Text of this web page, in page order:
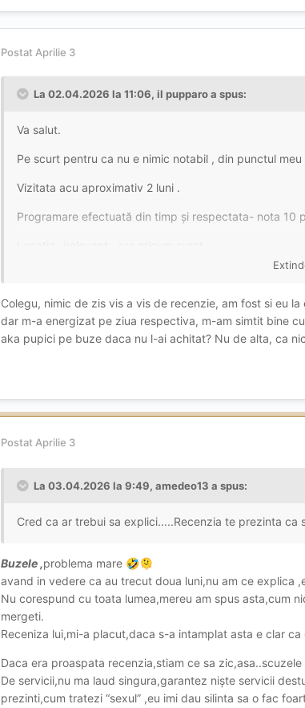
Postat Aprilie 3
La 02.04.2026 la 11:06, il pupparoa spus:
Va salut.
Pe scurt pentru ca nu e nimic notabil , din punctul
Vizitata acu aproximativ 2 luni .
Programare efectuată din timp și respectata- nota 10
Oral - 6 cu indulgenta, necauciucat, este adânc,
am simțit mare lucru , lipsind o presiune
Normal- 6 , în LOT, sare în pula sa te termine
Igiena- nu pot nota ,nu i-am dat limbi în pizda, dar
GFE - nu notez , bineînțeles ca am achitat
Atitudinea însă o notez cu 9 , pentru ca în
Repet , totul bineînțeles strict din punctul meu de
În cazul meu , un fut banal , de serviciu , de
O zi buna va doresc !
Colegu, nimic de zis vis a vis de recenzie, am fost si eu
dar m-a energizat pe ziua respectiva, m-am simtit bine
aka pupici pe buze daca nu l-ai achitat? Nu de alta, ca
Postat Aprilie 3
La 03.04.2026 la 9:49, amedeo13 a spus:
Cred ca ar trebui sa explici.....Recenzia te prezinta ca
Buzele ,problema mare 🤣🫠
avand in vedere ca au trecut doua luni,nu am ce
Nu corespund cu toata lumea,mereu am spus asta,cum
mergeti.
Receniza lui,mi-a placut,daca s-a intamplat asta e clar
Daca era proaspata recenzia,stiam ce sa zic,asa..scuzele
De servicii,nu ma laud singura,garantez niște servicii
prezinti,cum tratezi “sexul” ,eu imi dau silinta sa o fac